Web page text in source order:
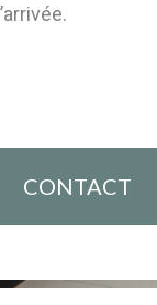
CONTACT